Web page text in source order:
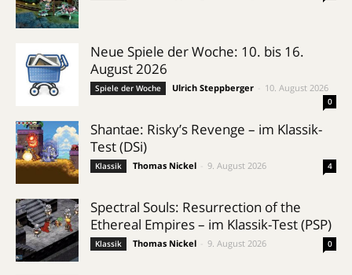
Neue Spiele der Woche: 10. bis 16.
August 2026
Spiele der Woche Ulrich Steppberger 10. August 2026
0
Shantae: Risky’s Revenge – im Klassik-
Test (DSi)
Klassik Thomas Nickel 9. August 2026 4
Spectral Souls: Resurrection of the
Ethereal Empires – im Klassik-Test (PSP)
Klassik Thomas Nickel 9. August 2026 0